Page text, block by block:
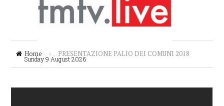
Sunday 9 August 2026
Home » PRESENTAZIONE PALIO DEI COMUNI 2018